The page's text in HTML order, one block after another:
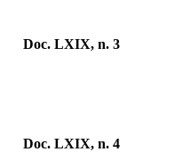
Doc. LXIX, n. 3
Doc. LXIX, n. 4